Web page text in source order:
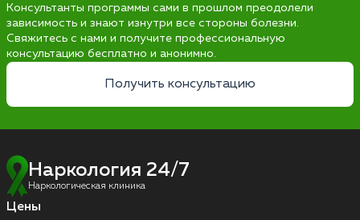
Консультанты программы сами в прошлом преодолели
зависимость и знают изнутри все стороны болезни.
Свяжитесь с нами и получите профессиональную
консультацию бесплатно и анонимно.
Получить консультацию
Наркология 24/7
Наркологическая клиника
Цены